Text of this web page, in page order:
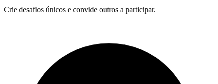
Crie desafios únicos e convide outros a participar.